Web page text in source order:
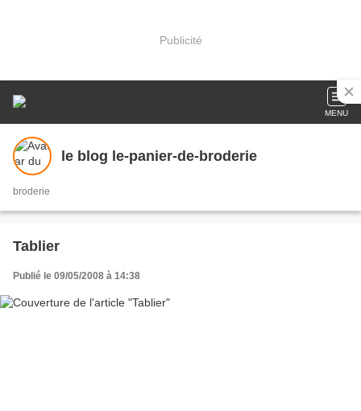
Publicité
MENU
le blog le-panier-de-broderie
broderie
Tablier
Publié le 09/05/2008 à 14:38